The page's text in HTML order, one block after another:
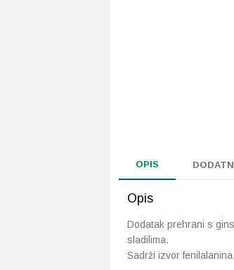
OPIS
Opis
Dodatak prehrani s
sladilima.
Sadrži izvor fenilalanina.